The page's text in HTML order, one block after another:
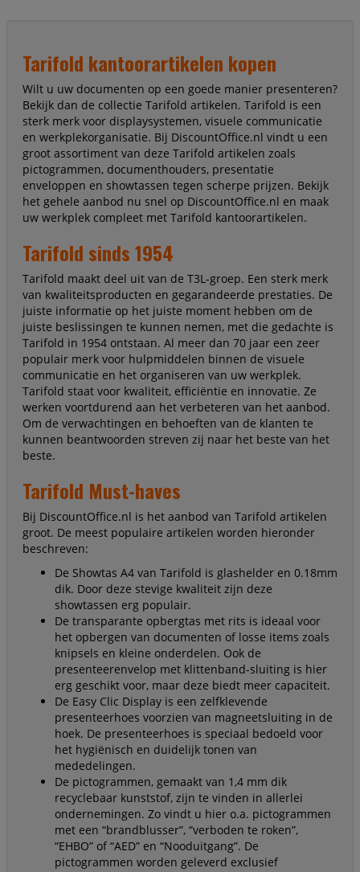
Tarifold kantoorartikelen kopen
Wilt u uw documenten op een goede manier presenteren?
Bekijk dan de collectie Tarifold artikelen. Tarifold is een
sterk merk voor displaysystemen, visuele communicatie
en werkplekorganisatie. Bij DiscountOffice.nl vindt u een
groot assortiment van deze Tarifold artikelen zoals
pictogrammen, documenthouders, presentatie
enveloppen en showtassen tegen scherpe prijzen. Bekijk
het gehele aanbod nu snel op DiscountOffice.nl en maak
uw werkplek compleet met Tarifold kantoorartikelen.
Tarifold sinds 1954
Tarifold maakt deel uit van de T3L-groep. Een sterk merk
van kwaliteitsproducten en gegarandeerde prestaties. De
juiste informatie op het juiste moment hebben om de
juiste beslissingen te kunnen nemen, met die gedachte is
Tarifold in 1954 ontstaan. Al meer dan 70 jaar een zeer
populair merk voor hulpmiddelen binnen de visuele
communicatie en het organiseren van uw werkplek.
Tarifold staat voor kwaliteit, efficiëntie en innovatie. Ze
werken voortdurend aan het verbeteren van het aanbod.
Om de verwachtingen en behoeften van de klanten te
kunnen beantwoorden streven zij naar het beste van het
beste.
Tarifold Must-haves
Bij DiscountOffice.nl is het aanbod van Tarifold artikelen
groot. De meest populaire artikelen worden hieronder
beschreven:
De Showtas A4 van Tarifold is glashelder en 0.18mm
dik. Door deze stevige kwaliteit zijn deze
showtassen erg populair.
De transparante opbergtas met rits is ideaal voor
het opbergen van documenten of losse items zoals
knipsels en kleine onderdelen. Ook de
presenteerenvelop met klittenband-sluiting is hier
erg geschikt voor, maar deze biedt meer capaciteit.
De Easy Clic Display is een zelfklevende
presenteerhoes voorzien van magneetsluiting in de
hoek. De presenteerhoes is speciaal bedoeld voor
het hygiënisch en duidelijk tonen van
mededelingen.
De pictogrammen, gemaakt van 1,4 mm dik
recyclebaar kunststof, zijn te vinden in allerlei
ondernemingen. Zo vindt u hier o.a. pictogrammen
met een “brandblusser”, “verboden te roken”,
“EHBO” of “AED” en “Nooduitgang”. De
pictogrammen worden geleverd exclusief